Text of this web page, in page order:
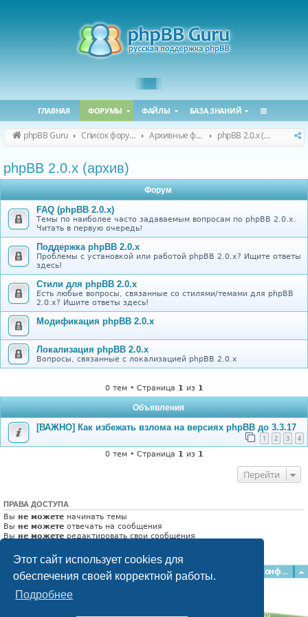
Этот сайт использует cookies для
обеспечения своей корректной работы.
Подробнее
ГЛАВНАЯ ФОРУМЫ ФАЙЛЫ БАЗА ЗНАНИЙ
phpBB Guru Список форумов Архивные форумы phpBB 2.0.x (архив)
phpBB 2.0.x (архив)
Форум
FAQ (phpBB 2.0.x)
Темы по наиболее часто задаваемым вопросам по phpBB 2.0.x.
Читать в первую очередь!
Поддержка phpBB 2.0.x
Проблемы с установкой или работой phpBB 2.0.x? Ищите ответы
здесь!
Стили для phpBB 2.0.x
Есть любые вопросы, связанные со стилями/темами для phpBB
2.0.x? Ишите ответы здесь!
Модификация phpBB 2.0.x
Локализация phpBB 2.0.x
Вопросы, связанные с локализацией phpBB 2.0.x
0 тем • Страница 1 из 1
Объявления
[ВАЖНО] Как избежать взлома на версиях phpBB до 3.3.17
1 2 3
4
0 тем • Страница 1 из 1
Перейти
ПРАВА ДОСТУПА
Вы не можете начинать темы
Вы не можете отвечать на сообщения
Вы не можете редактировать свои сообщения
Выне можете добавлять вложения
Главная Форумы Конфиденциальность
Наша команда
Time: 0.065s| Peak Memory Usage: 2.46 МБ | GZIP: Off | Queries: 20